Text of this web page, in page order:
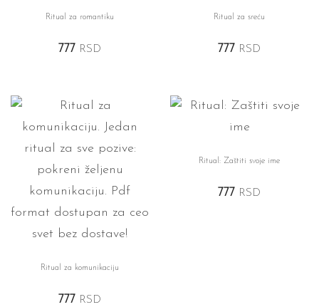
Ritual za romantiku
777 RSD
Ritual za sreću
777 RSD
Ritual za komunikaciju
777 RSD
Ritual: Zaštiti svoje ime
777 RSD